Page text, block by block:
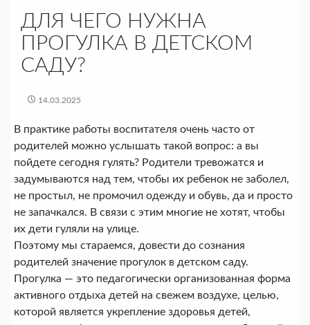
ДЛЯ ЧЕГО НУЖНА
ПРОГУЛКА В ДЕТСКОМ
САДУ?
14.03.2025
В практике работы воспитателя очень часто от
родителей можно услышать такой вопрос: а вы
пойдете сегодня гулять? Родители тревожатся и
задумываются над тем, чтобы их ребенок не заболел,
не простыл, не промочил одежду и обувь, да и просто
не запачкался. В связи с этим многие не хотят, чтобы
их дети гуляли на улице.
Поэтому мы стараемся, довести до сознания
родителей значение прогулок в детском саду.
Прогулка — это педагогически организованная форма
активного отдыха детей на свежем воздухе, целью,
которой является укрепление здоровья детей,